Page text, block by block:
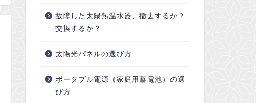
故障した太陽熱温水器、撤去するか？
交換するか？
太陽光パネルの選び方
ポータブル電源（家庭用蓄電池）の選
び方